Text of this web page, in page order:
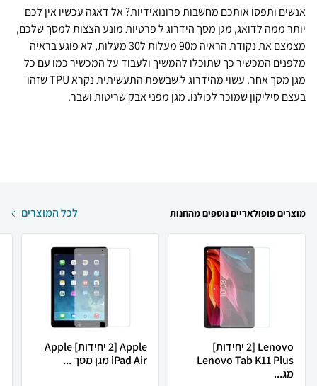
אנשים ותפסו אותכם מחשבות פרונואידיות? אל דאגה עכשיו אין לכם
יותר ממה לדואג, מגן מסך הידרוג ל פרטיות מונע הצצות למסך שלכם,
מצמצם את נקודת הראיה מ90 מעלות ל30 מעלות, לא פוגע בראיה
מלפנים המכשיר כך שתוכלו להמשיך ולעבוד על המכשיר כמו עם כל
מגן מסך אחר. עשוי מהידרוג ל שבשפת התעשיתית נקרא TPU שזהו
בעצם סיליקון שמוכר לכולנו. מגן מפני אבק שריטות ושבר.
מוצרים פופולאריים נוספים מהחנות לכל המוצרים
Lenovo [2 יחידות]
Lenovo Tab K11 Plus
מג...
Apple [2 יחידות] Apple
iPad Air מגן מסך ...